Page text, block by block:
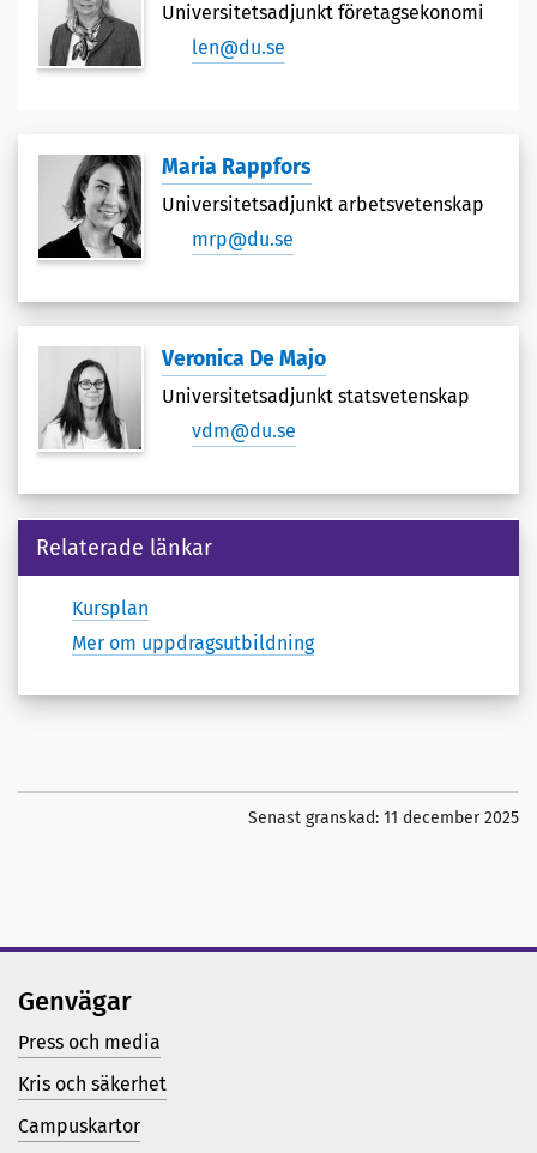
Universitetsadjunkt företagsekonomi
len@du.se
Maria Rappfors
Universitetsadjunkt arbetsvetenskap
mrp@du.se
Veronica De Majo
Universitetsadjunkt statsvetenskap
vdm@du.se
Relaterade länkar
Kursplan
Mer om uppdragsutbildning
Senast granskad: 11 december 2025
Genvägar
Press och media
Kris och säkerhet
Campuskartor